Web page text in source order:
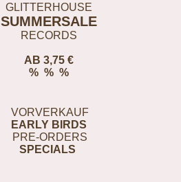
GLITTERHOUSE
SUMMERSALE
RECORDS
AB 3,75 €
% % %
VORVERKAUF
EARLY BIRDS
PRE-ORDERS
SPECIALS